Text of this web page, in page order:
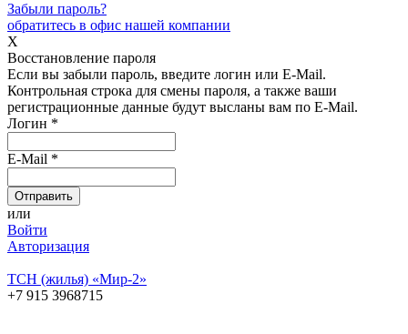
Забыли пароль?
обратитесь в офис нашей компании
X
Восстановление пароля
Если вы забыли пароль, введите логин или E-Mail.
Контрольная строка для смены пароля, а также ваши
регистрационные данные будут высланы вам по E-Mail.
Логин *
E-Mail *
или
Войти
Авторизация
ТСН (жилья) «Мир-2»
+7 915 3968715